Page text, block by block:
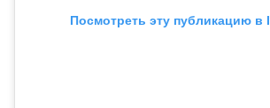
Посмотреть эту публикацию в